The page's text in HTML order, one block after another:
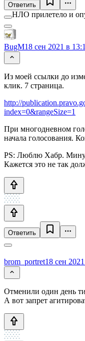
Ответить
НЛО прилетело и
BugM18 сен 2021 в
Из моей ссылки до
клик. 7 страница.
http://
index=0&rangeSize=1
При многодневном
начала голосования.
PS: Люблю Хабр.
Кажется это не так
Ответить
brom_portret18 сен
Отменили один день
А вот запрет